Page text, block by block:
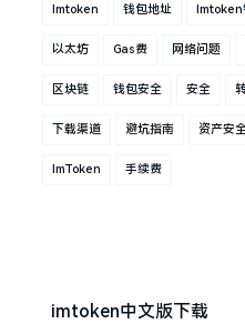
Imtoken 钱包地址
以太坊 Gas费 网络问题
区块链 钱包安全 安全
下载渠道 避坑指南 资产安
ImToken 手续费
imtoken中文版下载